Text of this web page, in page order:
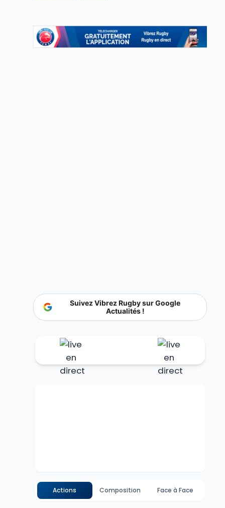
Suivez Vibrez Rugby sur Google
Actualités !
Actions Composition Face à Face